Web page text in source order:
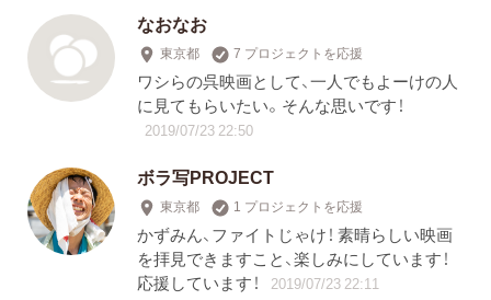
なおなお
東京都 7 プロジェクトを応援
ワシらの呉映画として、一人でもよーけの人
に見てもらいたい。そんな思いです！
2019/07/23 22:50
ボラ写PROJECT
東京都 1 プロジェクトを応援
かずみん、ファイトじゃけ！ 素晴らしい映画
を拝見できますこと、楽しみにしています！
応援しています！
2019/07/23 22:11